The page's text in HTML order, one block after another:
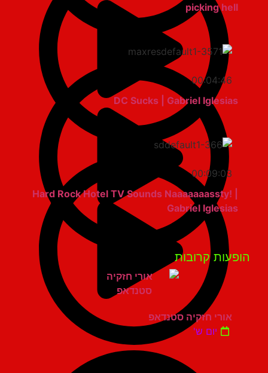
picking hell
00:04:46
DC Sucks | Gabriel Iglesias
00:09:03
Hard Rock Hotel TV Sounds Naaaaaaassty! |
Gabriel Iglesias
קרובות
אורי חזקיה סטנדאפ
יום ש'